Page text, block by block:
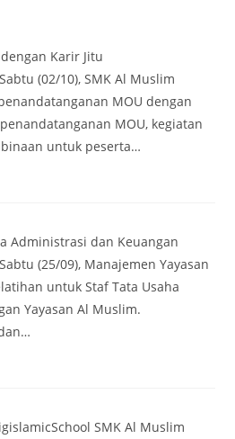
Karir Jitu
(02/10), SMK Al Muslim
MOU dengan
MOU, kegiatan
untuk peserta…
Administrasi dan Keuangan
(25/09), Manajemen Yayasan
untuk Staf Tata Usaha
Yayasan Al Muslim.
SMK Al Muslim